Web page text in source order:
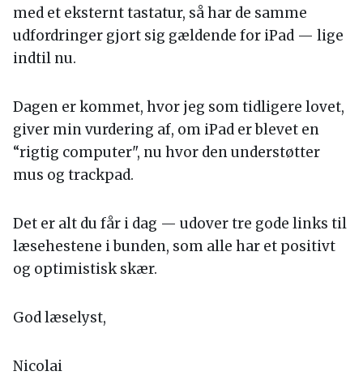
med et eksternt tastatur, så har de samme
udfordringer gjort sig gældende for iPad — lige
indtil nu.
Dagen er kommet, hvor jeg som tidligere lovet,
giver min vurdering af, om iPad er blevet en
“rigtig computer", nu hvor den understøtter
mus og trackpad.
Det er alt du får i dag — udover tre gode links til
læsehestene i bunden, som alle har et positivt
og optimistisk skær.
God læselyst,
Nicolai